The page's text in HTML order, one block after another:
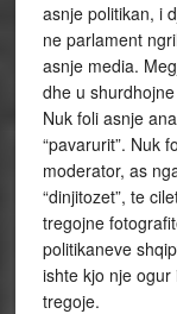
asnje politikan, i
ne parlament
asnje media.
dhe u
Nuk foli asnje
“pavarurit”. Nuk
moderator, as
“dinjitozet”, te
tregojne
politikaneve
ishte kjo nje
tregoje.